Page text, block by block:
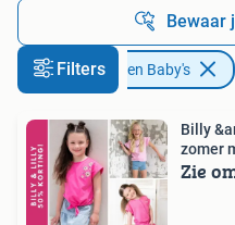
Bewaar
Filters
Kinderen en Baby's
Billy
zomer
Zie